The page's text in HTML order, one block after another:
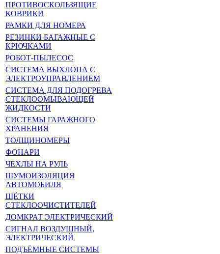
ПРОТИВОСКОЛЬЗЯЩИЕ
КОВРИКИ
РАМКИ ДЛЯ НОМЕРА
РЕЗИНКИ БАГАЖНЫЕ С
КРЮЧКАМИ
РОБОТ-ПЫЛЕСОС
СИСТЕМА ВЫХЛОПА С
ЭЛЕКТРОУПРАВЛЕНИЕМ
СИСТЕМА ДЛЯ ПОДОГРЕВА
СТЕКЛООМЫВАЮЩЕЙ
ЖИДКОСТИ
СИСТЕМЫ ГАРАЖНОГО
ХРАНЕНИЯ
ТОЛЩИНОМЕРЫ
ФОНАРИ
ЧЕХЛЫ НА РУЛЬ
ШУМОИЗОЛЯЦИЯ
АВТОМОБИЛЯ
ЩЁТКИ
СТЕКЛООЧИСТИТЕЛЕЙ
ДОМКРАТ ЭЛЕКТРИЧЕСКИЙ
СИГНАЛ ВОЗДУШНЫЙ,
ЭЛЕКТРИЧЕСКИЙ
ПОДЪЁМНЫЕ СИСТЕМЫ